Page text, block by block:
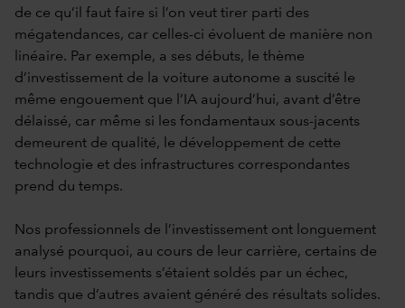
de ce qu’il faut faire si l’on veut tirer parti des
mégatendances, car celles-ci évoluent de manière non
linéaire. Par exemple, a ses débuts, le thème
d’investissement de la voiture autonome a suscité le
même engouement que l’IA aujourd’hui, avant d’être
délaissé, car même si les fondamentaux sous-jacents
demeurent de qualité, le développement de cette
technologie et des infrastructures correspondantes
prend du temps.
Nos professionnels de l’investissement ont longuement
analysé pourquoi, au cours de leur carrière, certains de
leurs investissements s’étaient soldés par un échec,
tandis que d’autres avaient généré des résultats solides.